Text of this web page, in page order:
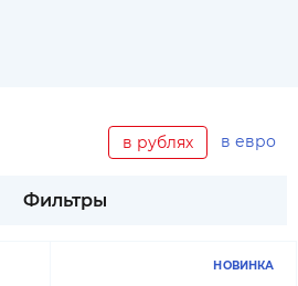
в рублях в евро
Фильтры
НОВИНКА